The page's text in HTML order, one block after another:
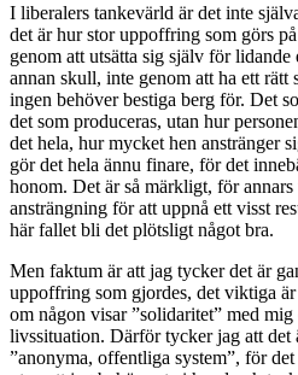
I liberalers tankevärld är det inte
det är hur stor uppoffring som görs
genom att utsätta sig själv för
annan skull, inte genom att ha ett
ingen behöver bestiga berg för. Det
det som produceras, utan hur
det hela, hur mycket hen anstränger
gör det hela ännu finare, för det
honom. Det är så märkligt, för
ansträngning för att uppnå ett visst
här fallet bli det plötsligt något bra.
Men faktum är att jag tycker det är
uppoffring som gjordes, det viktiga
om någon visar ”solidaritet” med
livssituation. Därför tycker jag att det
”anonyma, offentliga system”, för